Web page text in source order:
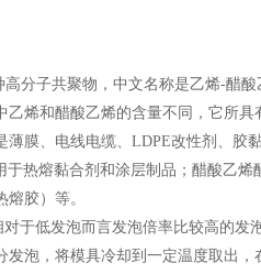
子共聚物，中文名称是乙烯-醋酸
乙烯和醋酸乙烯的含量不同，它所
薄膜、电线电缆、LDPE改性剂、胶
于热熔黏合剂和涂层制品；醋酸乙
熔胶）等。
低发泡而言发泡倍率比较高的发泡
发泡，将模具冷却到一定温度取出